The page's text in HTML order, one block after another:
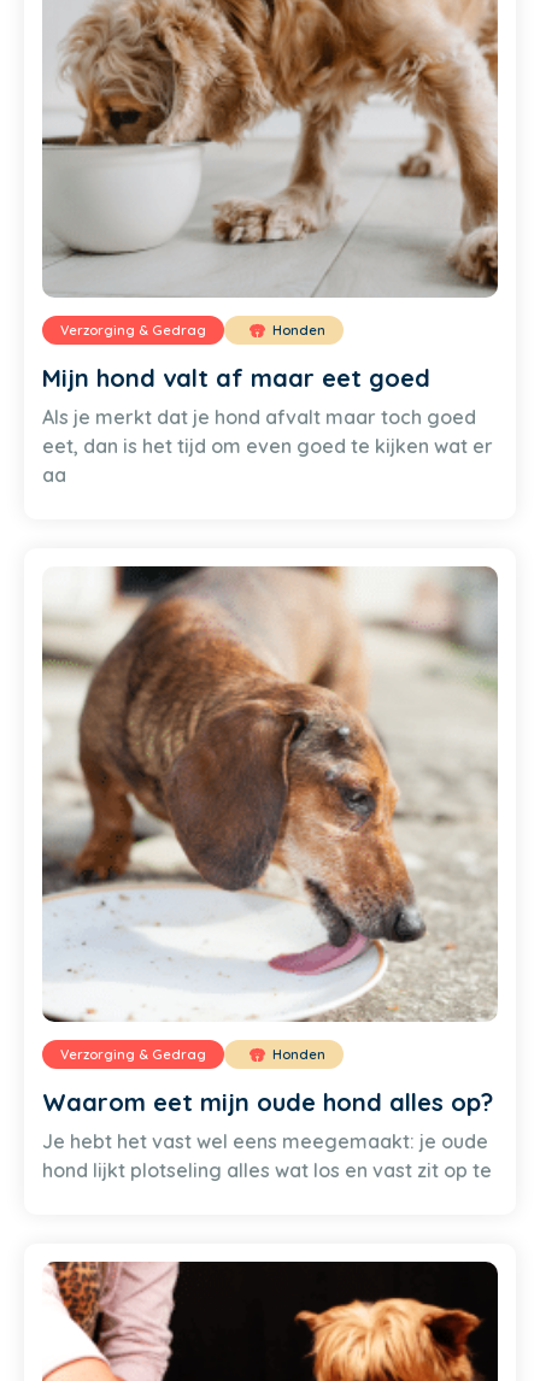
Verzorging & Gedrag Honden
Mijn hond valt af maar eet goed
Als je merkt dat je hond afvalt maar toch goed
eet, dan is het tijd om even goed te kijken wat er
aa
Verzorging & Gedrag Honden
Waarom eet mijn oude hond alles op?
Je hebt het vast wel eens meegemaakt: je oude
hond lijkt plotseling alles wat los en vast zit op te